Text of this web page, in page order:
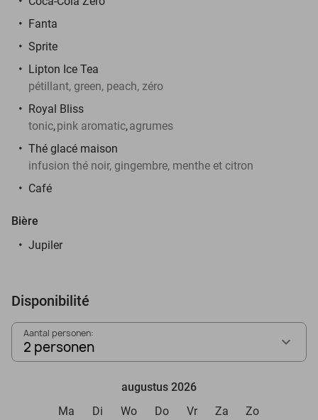
Fanta
Sprite
Lipton Ice Tea
pétillant, green, peach, zéro
Royal Bliss
tonic,pink aromatic,agrumes
Thé glacé maison
infusion thé noir, gingembre, menthe et citron
Café
Bière
Jupiler
Disponibilité
Aantal personen:
2 personen
augustus 2026
Ma
Di Wo Do Vr Za Zo